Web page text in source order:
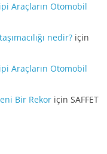
Araçların Otomobil
nedir? için
Araçların Otomobil
Bir Rekor içinSAFFET